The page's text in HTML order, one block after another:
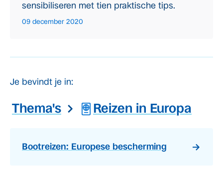
sensibiliseren met tien praktische tips.
09 december 2020
Je bevindt je in:
Thema's Reizen in Europa
Bootreizen: Europese bescherming